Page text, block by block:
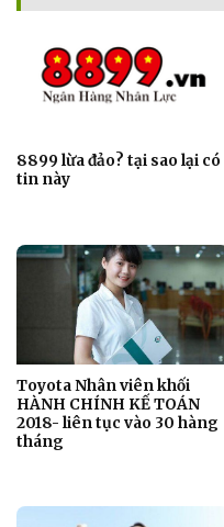
8899 lừa đảo? tại sao lại có
tin này
Toyota Nhân viên khối
HÀNH CHÍNH KẾ TOÁN
2018- liên tục vào 30 hàng
tháng